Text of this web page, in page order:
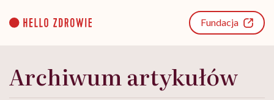
content
Fundacja
Archiwum artykułów